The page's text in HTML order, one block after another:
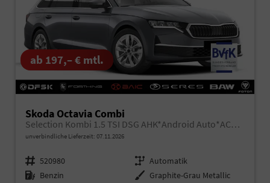
ab 197,– € mtl.
Skoda Octavia Combi
Selection Kombi 1.5 TSI DSG AHK*Android Auto*ACC*SHZ*E-Heck*Keyless*Kamera*2Z Klimaauto
unverbindliche Lieferzeit: 07.11.2026
Fahrzeugnr. 520980 Getriebe Automatik
Kraftstoff Benzin Außenfarbe Graphite-Grau Metallic